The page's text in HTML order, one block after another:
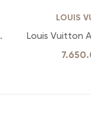
LOUIS
Louis Vuitton